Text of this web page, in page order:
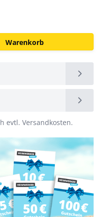
Warenkorb
evtl. Versandkosten.